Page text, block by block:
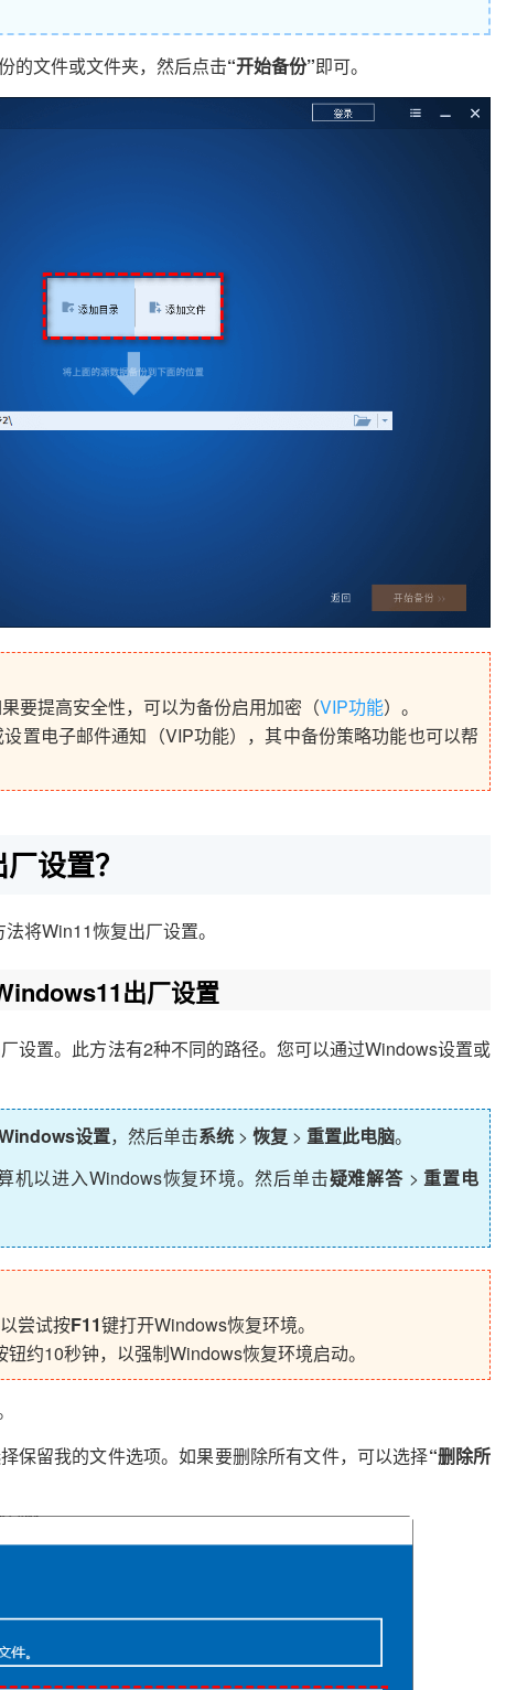
的文件或文件夹，然后点击“开始备份”即可。
要提高安全性，可以为备份启用加密（VIP功能）。
置电子邮件通知（VIP功能），其中备份策略功能也可以帮
设置？
将Win11恢复出厂设置。
出厂设置
设置。此方法有2种不同的路径。您可以通过Windows设置或
设置，然后单击系统 > 恢复 > 重置此电脑。
机以进入Windows恢复环境。然后单击疑难解答> 重置电
尝试按F11键打开Windows恢复环境。
约10秒钟，以强制Windows恢复环境启动。
保留我的文件选项。如果要删除所有文件，可以选择“删除所